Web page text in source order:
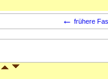
← frühere